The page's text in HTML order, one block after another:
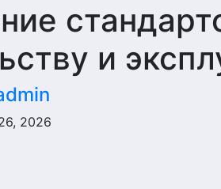
и
2026